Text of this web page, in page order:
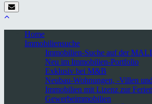
Home
Immobiliensuche
Immobilien-Suche auf der
Neu im Immobilien-Portfolio
Exklusiv bei M&B
Neubau-Wohnungen, -Villen
Immobilien mit Lizenz zur
Gewerbeimmobilien